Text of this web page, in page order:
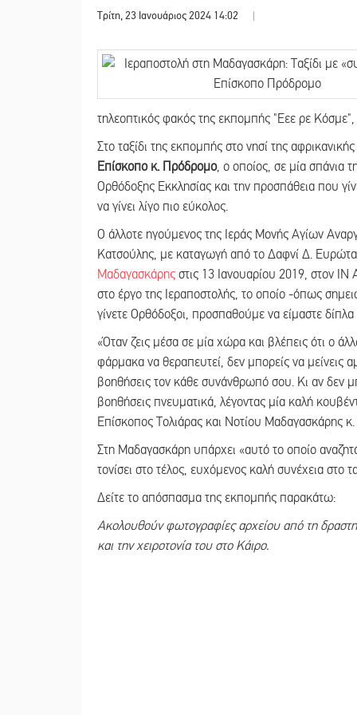
Τρίτη, 23 Ιανουάριος 2024 14:02 |
τηλεοπτικός φακός της εκπομπής "Εεε ρε
Στο ταξίδι της εκπομπής στο νησί της
Επίσκοπο κ. Πρόδρομο, ο οποίος, σε μία σπάνια
Ορθόδοξης Εκκλησίας και την προσπάθεια που
να γίνει λίγο πιο εύκολος.
Ο άλλοτε ηγούμενος της Ιεράς Μονής Αγίων
Κατσούλης, με καταγωγή από το Δαφνί Δ.
Μαδαγασκάρης στις 13 Ιανουαρίου 2019, στον
στο έργο της Ιεραποστολής, το οποίο -όπως
γίνετε Ορθόδοξοι, προσπαθούμε να είμαστε
«Όταν ζεις μέσα σε μία χώρα και βλέπεις ότι ο
φάρμακα να θεραπευτεί, δεν μπορείς να μείνεις
βοηθήσεις τον κάθε συνάνθρωπό σου. Κι αν δεν
βοηθήσεις πνευματικά, λέγοντας μία καλή
Επίσκοπος Τολιάρας και Νοτίου Μαδαγασκάρης
Στη Μαδαγασκάρη υπάρχει «αυτό το οποίο
τονίσει στο τέλος, ευχόμενος καλή συνέχεια στο
Δείτε το απόσπασμα της εκπομπής παρακάτω:
Ακολουθούν φωτογραφίες αρχείου από τη
και την χειροτονία του στο Κάιρο.